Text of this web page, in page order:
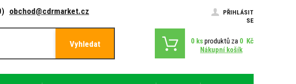
obchod@cdrmarket.cz
PŘIHLÁSIT
SE
Vyhledat 0 ksproduktů za 0 Kč
Nákupní košík